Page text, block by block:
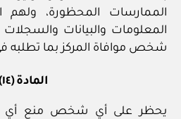
الممارسات المحظورة، ولهم
المعلومات والبيانات والسجلات
شخص موافاة المركز بما تطلبه
المادة (١٤)
يحظر على أي شخص منع